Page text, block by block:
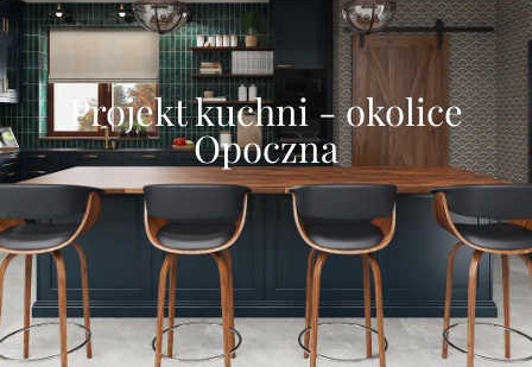
Projekt kuchni - okolice
Opoczna